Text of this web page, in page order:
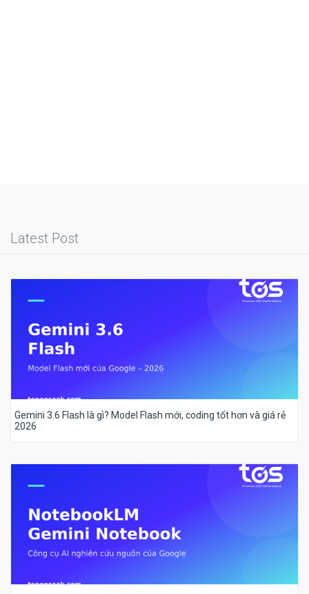
Latest Post
Gemini 3.6 Flash là gì? Model Flash mới, coding tốt hơn và giá rẻ
2026